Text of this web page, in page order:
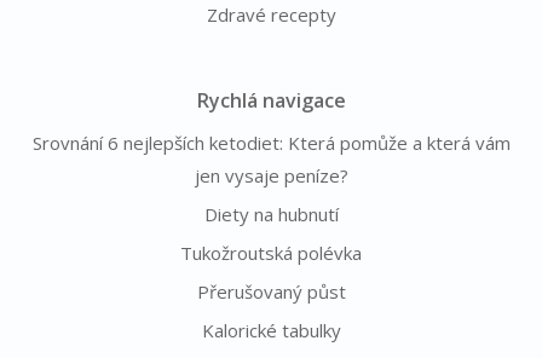
Zdravé recepty
Rychlá navigace
Srovnání 6 nejlepších ketodiet: Která pomůže a která vám
jen vysaje peníze?
Diety na hubnutí
Tukožroutská polévka
Přerušovaný půst
Kalorické tabulky